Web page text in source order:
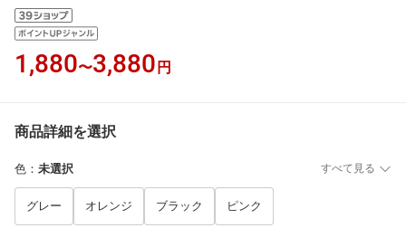
1,880〜3,880 円
商品詳細を選択
色 ： 未選択 すべて見る
グレー オレンジ ブラック ピンク